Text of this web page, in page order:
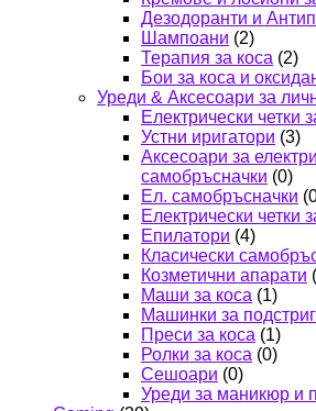
Дезодоранти и
Шампоани (2)
Терапия за коса (2)
Бои за коса и
Уреди & Аксесоари за
Електрически четки
Устни иригатори (3)
Аксесоари за
самобръсначки (0)
Ел. самобръсначки
Електрически четки
Епилатори (4)
Класически
Козметични апарати
Маши за коса (1)
Машинки за
Преси за коса (1)
Ролки за коса (0)
Сешоари (0)
Уреди за маникюр и